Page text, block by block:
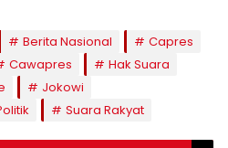
Berita Nasional
Capres
Cawapres
Hak Suara
Jokowi
Suara Rakyat